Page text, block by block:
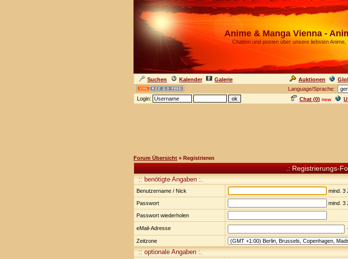
Anime & Manga Vienna -
Chatten und posten über unsere liebsten Anime,
Suchen Kalender Galerie Auktionen
Language/Sprache:
Login:
Chat (0) new
Forum Übersicht » Registrieren
.: Registrierungs-
:: benötigte Angaben :.
Benutzername / Nick mind. 3
Passwort mind. 3
Passwort wiederholen
eMail-Adresse
Zeitzone
:: optionale Angaben :.